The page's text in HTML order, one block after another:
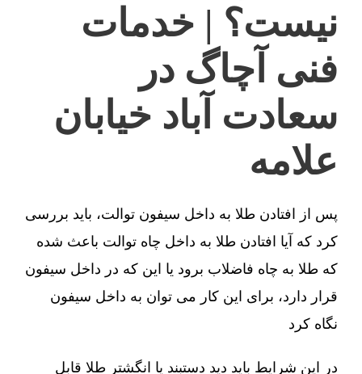
نیست؟ | خدمات
فنی آچاگ در
سعادت آباد خیابان
علامه
پس از افتادن طلا به داخل سیفون توالت، باید بررسی
کرد که آیا افتادن طلا به داخل چاه توالت باعث شده
که طلا به چاه فاضلاب برود یا این که در داخل سیفون
قرار دارد، برای این کار می توان به داخل سیفون
نگاه کرد
در این شرایط باید دید دستبند یا انگشتر طلا قابل